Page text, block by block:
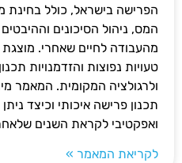
הפרישה בישראל, כולל
המס, ניהול הסיכונים
מהעבודה לחיים שאחרי.
טעויות נפוצות והזדמנויות
ולרגולציה המקומית. המאמר
תכנון פרישה איכותי וכיצד
ואפקטיבי לקראת השנים
לקריאת המאמר »